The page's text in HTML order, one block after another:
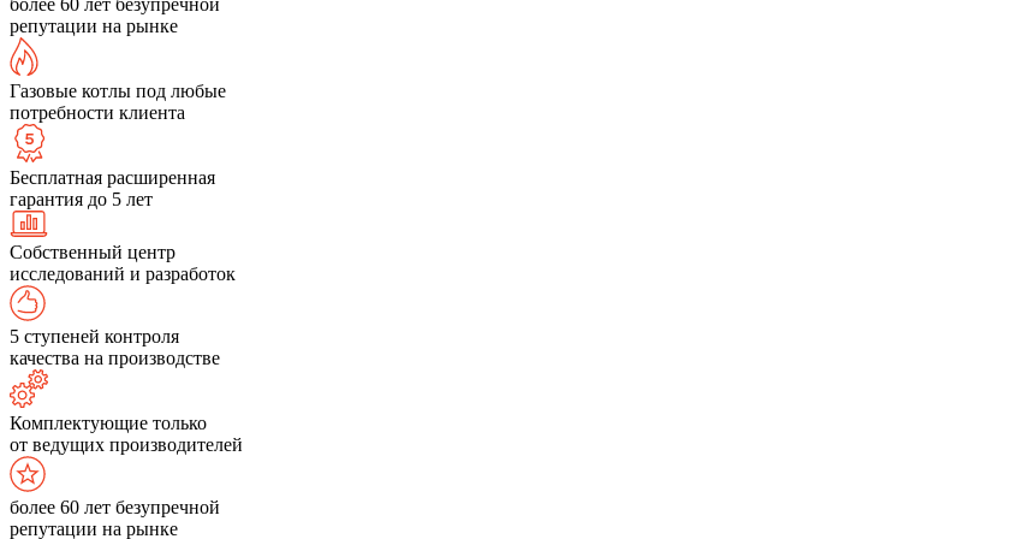
более 60 лет безупречной
репутации на рынке
Газовые котлы под любые
потребности клиента
Бесплатная расширенная
гарантия до 5 лет
Собственный центр
исследований и разработок
5 ступеней контроля
качества на производстве
Комплектующие только
от ведущих производителей
более 60 лет безупречной
репутации на рынке